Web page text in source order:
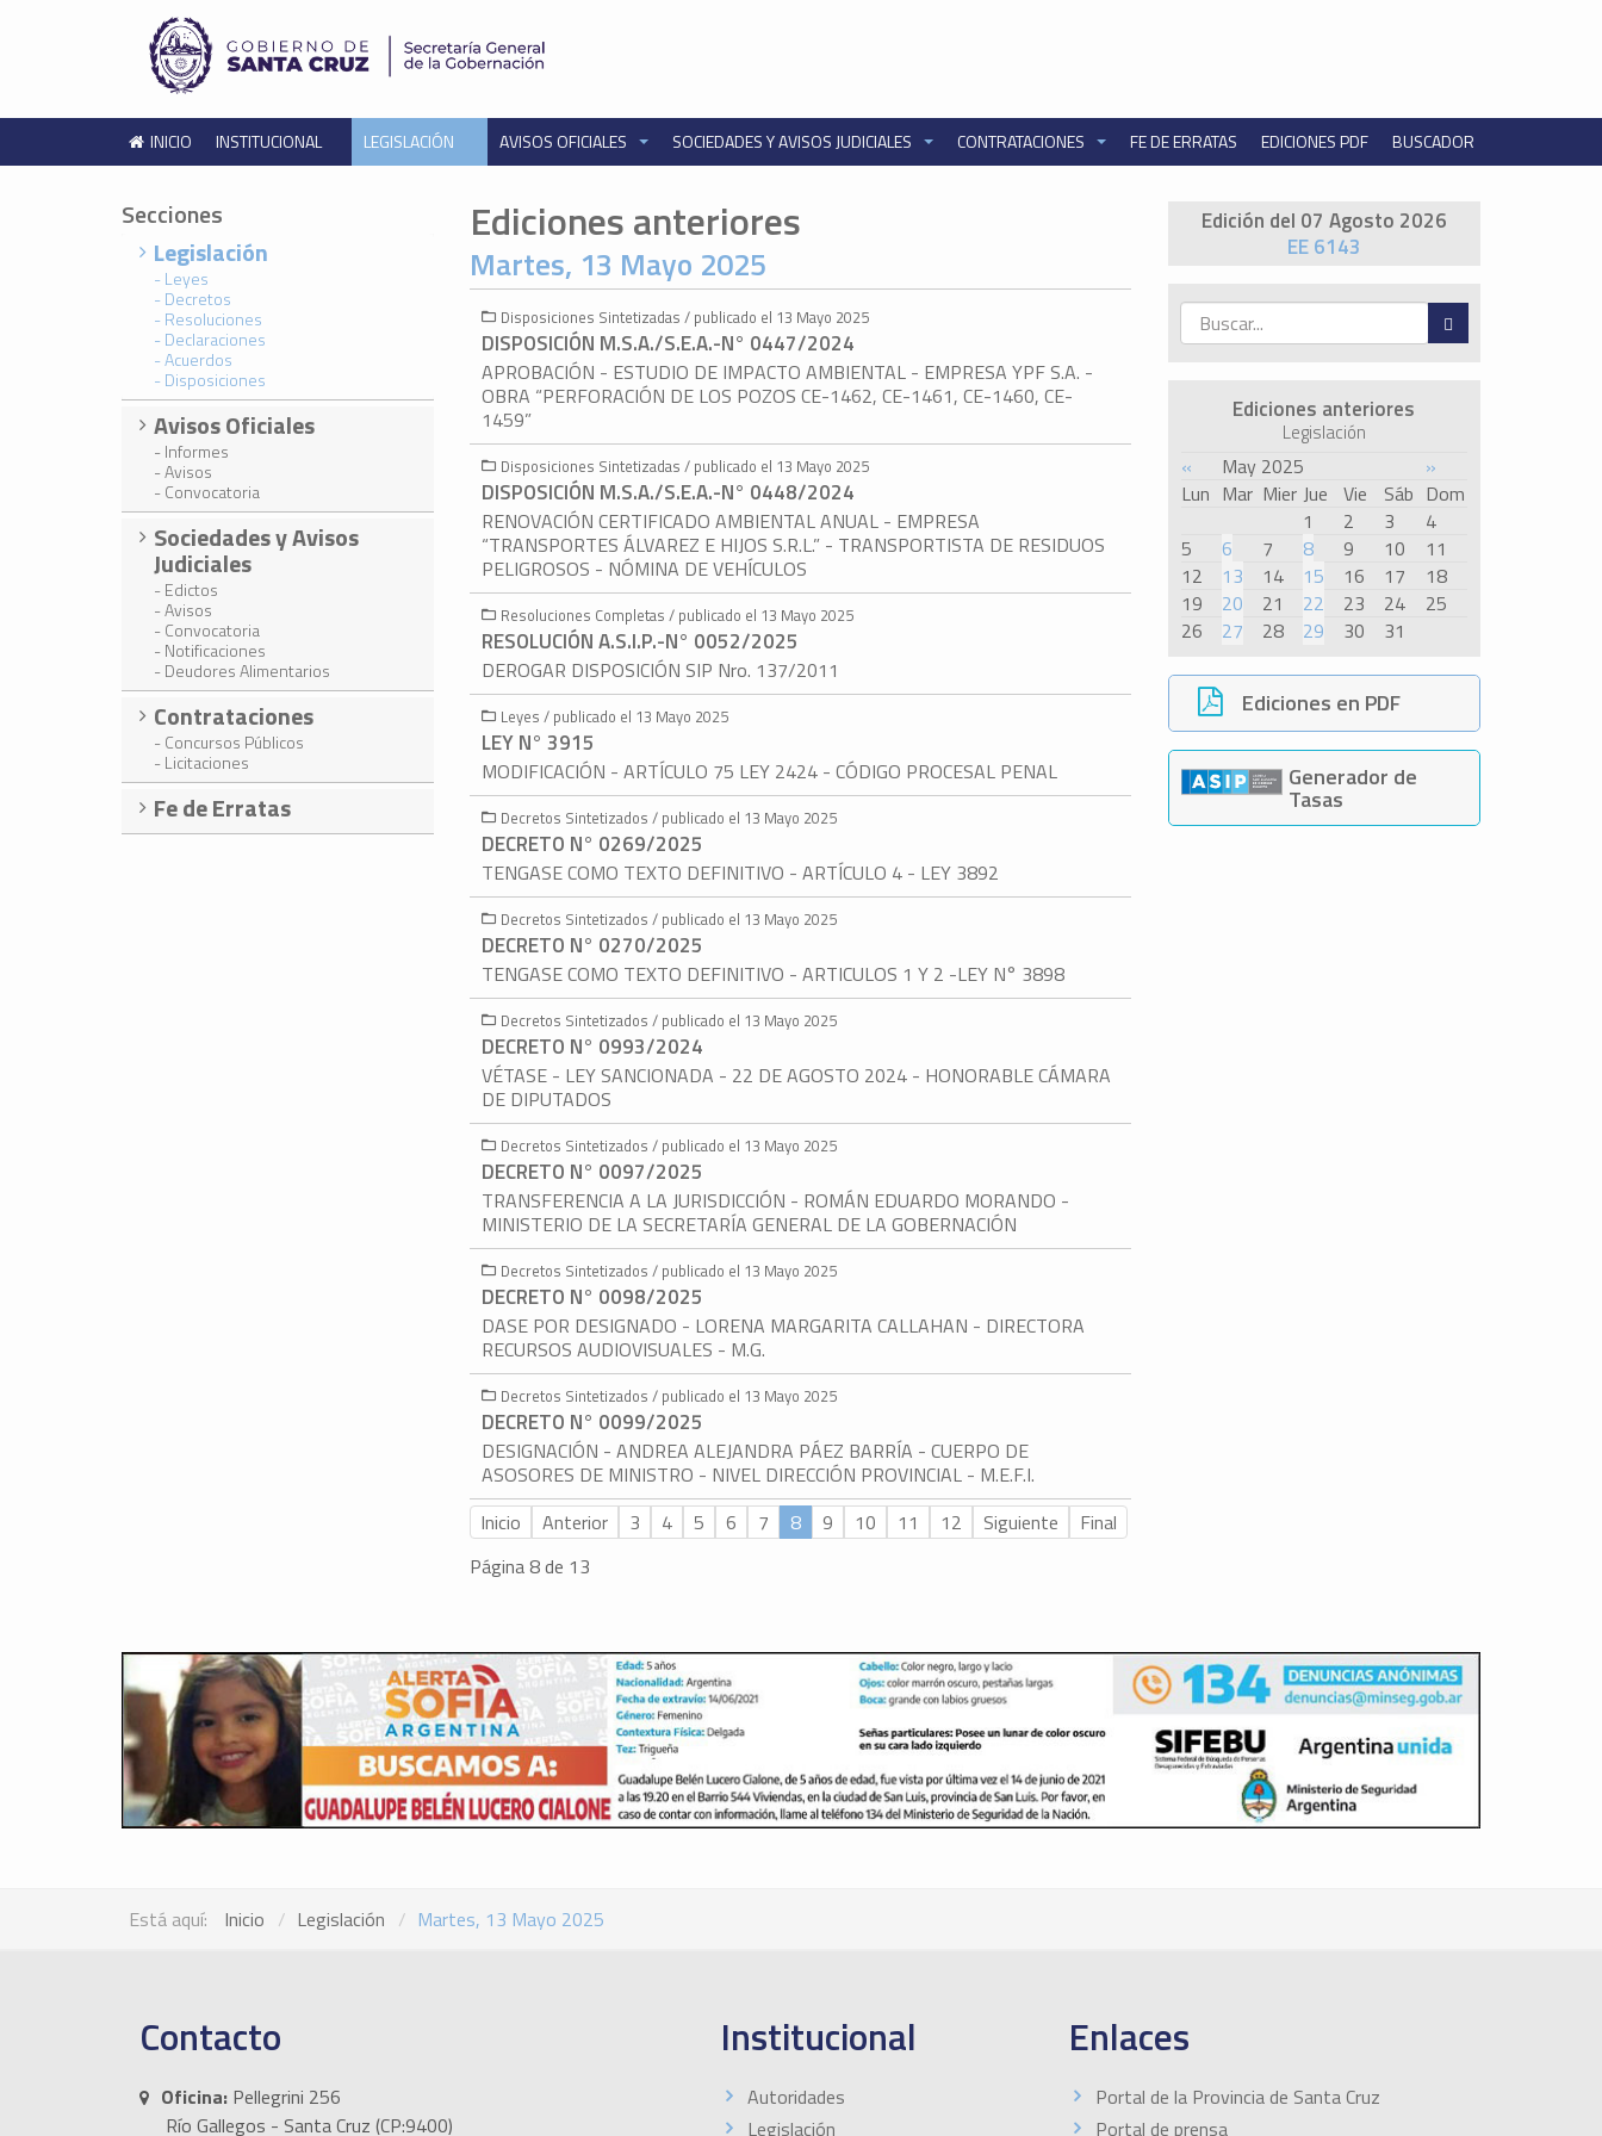
INICIO INSTITUCIONAL LEGISLACIÓN AVISOS OFICIALES SOCIEDADES Y AVISOS JUDICIALES CONTRATACIONES FE DE ERRATAS EDICIONES PDF BUSCADOR
Edición del 07 Agosto 2026
EE 6143
Ediciones anteriores
Legislación
« May 2025
»
Lun Mar Mier Jue Vie Sáb Dom
1
2 3
4
5
6 7 8 9 10
11
12
13 14 15 16 17
18
19
20 21 22 23 24
25
26
27 28 29 30 31
Ediciones en PDF
Generador de
Tasas
Secciones
Legislación
- Leyes
- Decretos
- Resoluciones
- Declaraciones
- Acuerdos
- Disposiciones
Avisos Oficiales
- Informes
- Avisos
- Convocatoria
Sociedades y Avisos
Judiciales
- Edictos
- Avisos
- Convocatoria
- Notificaciones
- Deudores Alimentarios
Contrataciones
- Concursos Públicos
- Licitaciones
Fe de Erratas
Ediciones anteriores
Martes, 13 Mayo 2025
Disposiciones Sintetizadas / publicado el 13 Mayo 2025
DISPOSICIÓN M.S.A./S.E.A.-N° 0447/2024
APROBACIÓN - ESTUDIO DE IMPACTO AMBIENTAL - EMPRESA YPF S.A. -
OBRA “PERFORACIÓN DE LOS POZOS CE-1462, CE-1461, CE-1460, CE-
1459”
Disposiciones Sintetizadas / publicado el 13 Mayo 2025
DISPOSICIÓN M.S.A./S.E.A.-N° 0448/2024
RENOVACIÓN CERTIFICADO AMBIENTAL ANUAL - EMPRESA
“TRANSPORTES ÁLVAREZ E HIJOS S.R.L.” - TRANSPORTISTA DE RESIDUOS
PELIGROSOS - NÓMINA DE VEHÍCULOS
Resoluciones Completas / publicado el 13 Mayo 2025
RESOLUCIÓN A.S.I.P.-N° 0052/2025
DEROGAR DISPOSICIÓN SIP Nro. 137/2011
Leyes / publicado el 13 Mayo 2025
LEY N° 3915
MODIFICACIÓN - ARTÍCULO 75 LEY 2424 - CÓDIGO PROCESAL PENAL
Decretos Sintetizados / publicado el 13 Mayo 2025
DECRETO N° 0269/2025
TENGASE COMO TEXTO DEFINITIVO - ARTÍCULO 4 - LEY 3892
Decretos Sintetizados / publicado el 13 Mayo 2025
DECRETO N° 0270/2025
TENGASE COMO TEXTO DEFINITIVO - ARTICULOS 1 Y 2 -LEY N° 3898
Decretos Sintetizados / publicado el 13 Mayo 2025
DECRETO N° 0993/2024
VÉTASE - LEY SANCIONADA - 22 DE AGOSTO 2024 - HONORABLE CÁMARA
DE DIPUTADOS
Decretos Sintetizados / publicado el 13 Mayo 2025
DECRETO N° 0097/2025
TRANSFERENCIA A LA JURISDICCIÓN - ROMÁN EDUARDO MORANDO -
MINISTERIO DE LA SECRETARÍA GENERAL DE LA GOBERNACIÓN
Decretos Sintetizados / publicado el 13 Mayo 2025
DECRETO N° 0098/2025
DASE POR DESIGNADO - LORENA MARGARITA CALLAHAN - DIRECTORA
RECURSOS AUDIOVISUALES - M.G.
Decretos Sintetizados / publicado el 13 Mayo 2025
DECRETO N° 0099/2025
DESIGNACIÓN - ANDREA ALEJANDRA PÁEZ BARRÍA - CUERPO DE
ASOSORES DE MINISTRO - NIVEL DIRECCIÓN PROVINCIAL - M.E.F.I.
Inicio
Anterior 3 4 5 6 7 8 9 10 11 12 Siguiente
Final
Página 8 de 13
Está aquí: Inicio Legislación Martes, 13 Mayo 2025
Contacto
Oficina: Pellegrini 256
Río Gallegos - Santa Cruz (CP:9400)
Institucional
Autoridades
Legislación
Enlaces
Portal de la Provincia de Santa Cruz
Portal de prensa